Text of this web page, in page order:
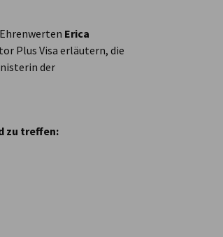
Erica
Plus Visa erläutern, die
der
zu treffen: